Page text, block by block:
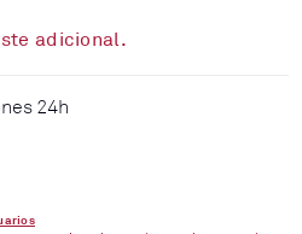
adicional.
24h